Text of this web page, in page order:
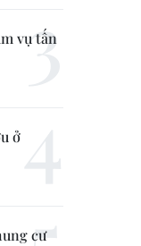
vụ tấn
ở
cư